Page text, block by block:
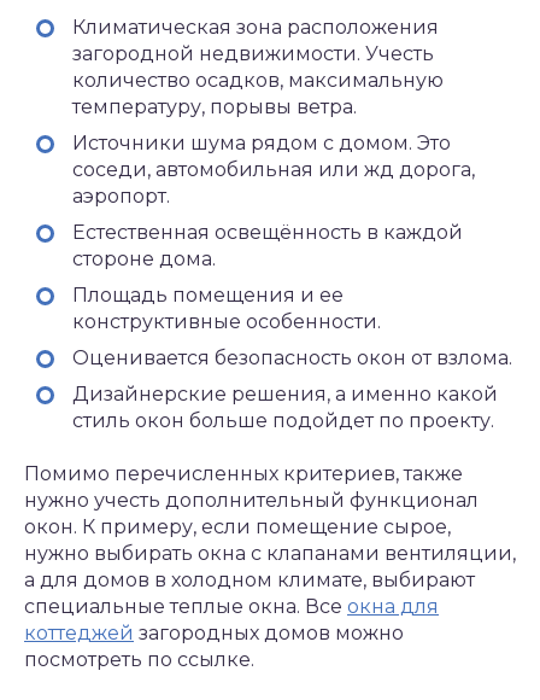
Климатическая зона расположения
загородной недвижимости. Учесть
количество осадков, максимальную
температуру, порывы ветра.
Источники шума рядом с домом. Это
соседи, автомобильная или жд дорога,
аэропорт.
Естественная освещённость в каждой
стороне дома.
Площадь помещения и ее
конструктивные особенности.
Оценивается безопасность окон от взлома.
Дизайнерские решения, а именно какой
стиль окон больше подойдет по проекту.
Помимо перечисленных критериев, также
нужно учесть дополнительный функционал
окон. К примеру, если помещение сырое,
нужно выбирать окна с клапанами вентиляции,
а для домов в холодном климате, выбирают
специальные теплые окна. Все окна для
коттеджей загородных домов можно
посмотреть по ссылке.